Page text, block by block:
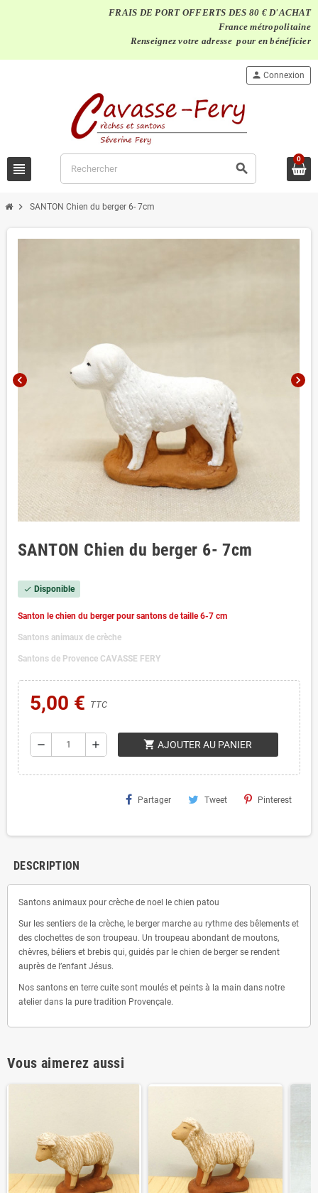
FRAIS DE PORT OFFERTS DES 80 € D'ACHAT
France métropolitaine
Renseignez votre adresse pour en bénéficier
view_headline search
person Connexion
0
chevron_right SANTON Chien du berger 6- 7cm
chevron_left chevron_right
SANTON Chien du berger 6- 7cm
check Disponible
Santon le chien du berger pour santons de taille 6-7 cm
Santons animaux de crèche
Santons de Provence CAVASSE FERY
5,00 € TTC
remove add shopping_cart AJOUTER AU PANIER
Partager Tweet Pinterest
DESCRIPTION
Santons animaux pour crèche de noel le chien patou
Sur les sentiers de la crèche, le berger marche au rythme des bêlements et
des clochettes de son troupeau. Un troupeau abondant de moutons,
chèvres, béliers et brebis qui, guidés par le chien de berger se rendent
auprès de l’enfant Jésus.
Nos santons en terre cuite sont moulés et peints à la main dans notre
atelier dans la pure tradition Provençale.
Vous aimerez aussi